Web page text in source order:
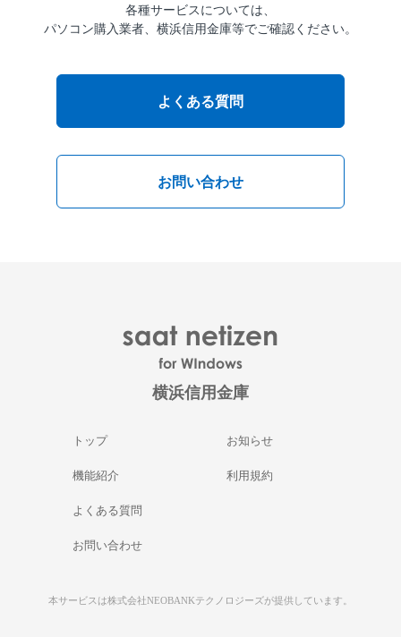
各種サービスについては、
パソコン購入業者、横浜信用金庫等でご確認ください。
よくある質問
お問い合わせ
横浜信用金庫
トップ
機能紹介
よくある質問
お問い合わせ
お知らせ
利用規約
本サービスは株式会社NEOBANKテクノロジーズが提供しています。